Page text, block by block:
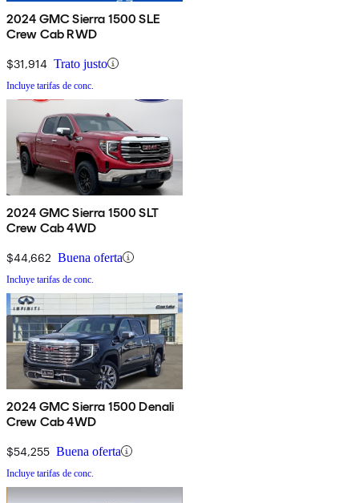
2024 GMC Sierra 1500 SLE
Crew Cab RWD
$31,914 Trato justo
Incluye tarifas de conc.
2024 GMC Sierra 1500 SLT
Crew Cab 4WD
$44,662 Buena oferta
Incluye tarifas de conc.
2024 GMC Sierra 1500 Denali
Crew Cab 4WD
$54,255 Buena oferta
Incluye tarifas de conc.